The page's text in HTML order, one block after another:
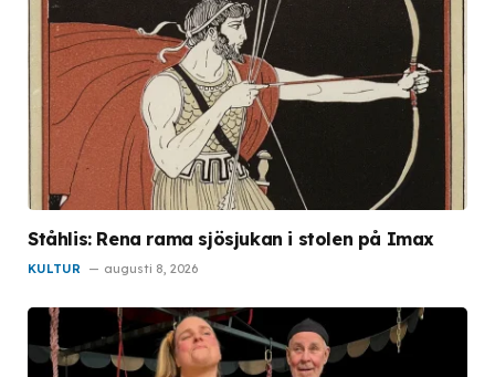
Ståhlis: Rena rama sjösjukan i stolen på Imax
KULTUR augusti 8, 2026